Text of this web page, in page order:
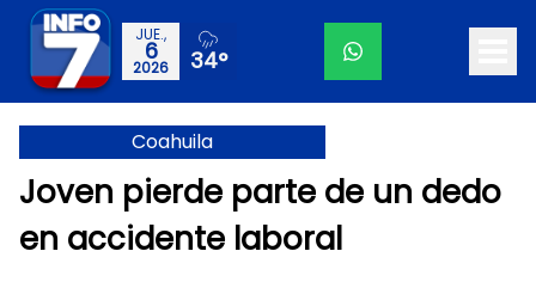
JUE.,
6
2026 34°
Coahuila
Joven pierde parte de un dedo
en accidente laboral